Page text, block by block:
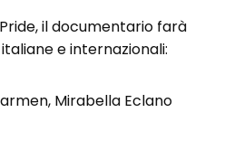
il documentario farà
e internazionali:
Mirabella Eclano